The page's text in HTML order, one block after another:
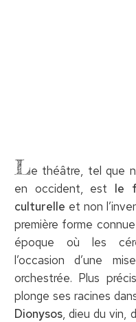
Le théâtre, tel que
en occident, est le
culturelle et non
première forme
époque où les
l’occasion d’une
orchestrée. Plus
plonge ses racines
Dionysos, dieu du vin,